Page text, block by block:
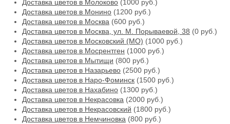
Доставка цветов в Молоково (1000 руб.)
Доставка цветов в Монино (1200 руб.)
Доставка цветов в Москва (600 руб.)
Доставка цветов в Москва, ул. М. Порываевой, 38 (0 руб.)
Доставка цветов в Московский (МО) (1000 руб.)
Доставка цветов в Мосрентген (1000 руб.)
Доставка цветов в Мытищи (800 руб.)
Доставка цветов в Назарьево (2500 руб.)
Доставка цветов в Наро-Фоминск (1500 руб.)
Доставка цветов в Нахабино (1300 руб.)
Доставка цветов в Некрасовка (2000 руб.)
Доставка цветов в Некрасовский (1800 руб.)
Доставка цветов в Немчиновка (800 руб.)